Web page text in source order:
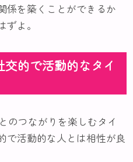
係を築くことができるか
よ。
的で活動的なタイ
のつながりを楽しむタイ
で活動的な人とは相性が良